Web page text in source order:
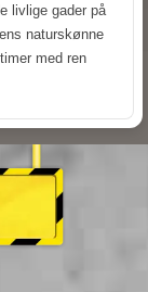
livlige gader på
naturskønne
med ren